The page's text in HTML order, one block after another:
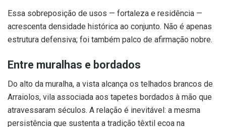
Essa sobreposição de usos — fortaleza e residência —
acrescenta densidade histórica ao conjunto. Não é apenas
estrutura defensiva; foi também palco de afirmação nobre.
Entre muralhas e bordados
Do alto da muralha, a vista alcança os telhados brancos de
Arraiolos, vila associada aos tapetes bordados à mão que
atravessaram séculos. A relação é inevitável: a mesma
persistência que sustenta a tradição têxtil ecoa na